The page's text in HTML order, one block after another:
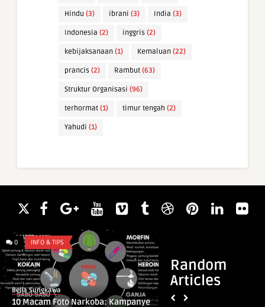
Hindu (3) ibrani (3) India (3)
Indonesia (2) inggris (2)
kebijaksanaan (1) Kemaluan (22)
prancis (2) Rambut (63)
Struktur Organisasi (96)
terhormat (1) timur tengah (2)
Yahudi (1)
Random
Articles
0 INFO & TIPS
Bella Sungkawa
10 Macam Foto Narkoba: Kampanye